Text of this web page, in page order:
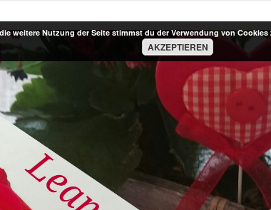
weitere Nutzung der Seite stimmst du der Verwendung von
AKZEPTIEREN